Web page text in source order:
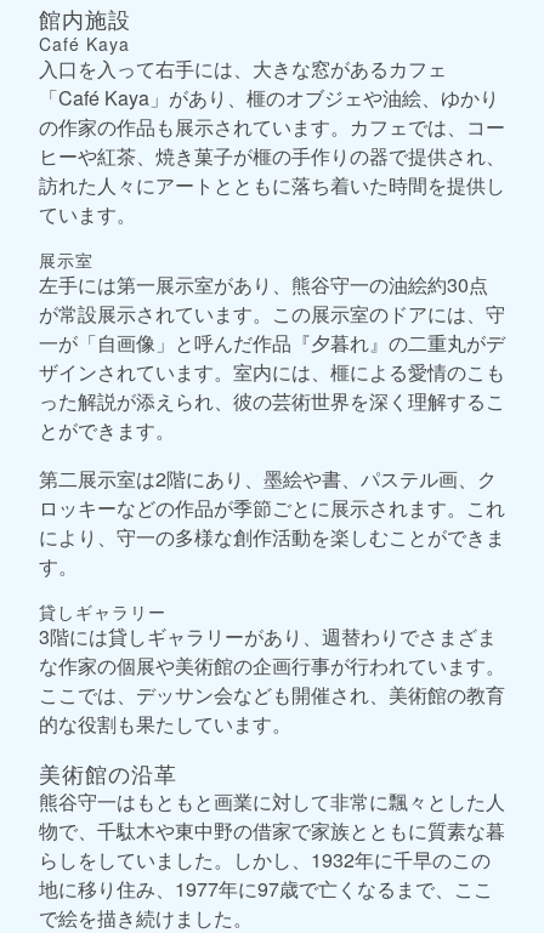
館内施設
Café Kaya
入口を入って右手には、大きな窓があるカフェ
「Café Kaya」があり、榧のオブジェや油絵、ゆかり
の作家の作品も展示されています。カフェでは、コー
ヒーや紅茶、焼き菓子が榧の手作りの器で提供され、
訪れた人々にアートとともに落ち着いた時間を提供し
ています。
展示室
左手には第一展示室があり、熊谷守一の油絵約30点
が常設展示されています。この展示室のドアには、守
一が「自画像」と呼んだ作品『夕暮れ』の二重丸がデ
ザインされています。室内には、榧による愛情のこも
った解説が添えられ、彼の芸術世界を深く理解するこ
とができます。
第二展示室は2階にあり、墨絵や書、パステル画、ク
ロッキーなどの作品が季節ごとに展示されます。これ
により、守一の多様な創作活動を楽しむことができま
す。
貸しギャラリー
3階には貸しギャラリーがあり、週替わりでさまざま
な作家の個展や美術館の企画行事が行われています。
ここでは、デッサン会なども開催され、美術館の教育
的な役割も果たしています。
美術館の沿革
熊谷守一はもともと画業に対して非常に飄々とした人
物で、千駄木や東中野の借家で家族とともに質素な暮
らしをしていました。しかし、1932年に千早のこの
地に移り住み、1977年に97歳で亡くなるまで、ここ
で絵を描き続けました。